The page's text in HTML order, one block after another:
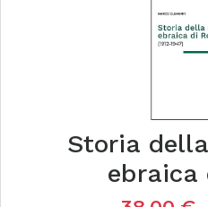
Storia
ebraica